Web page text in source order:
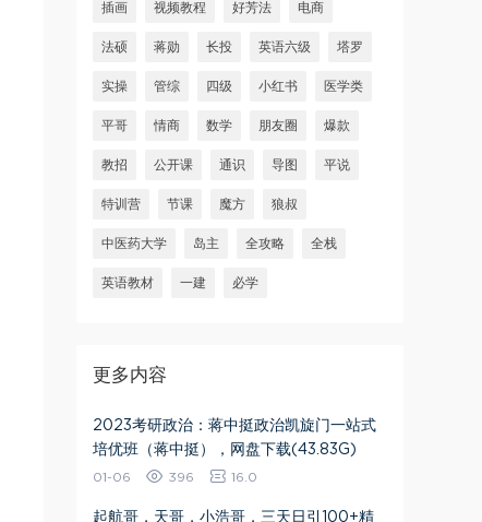
插画 视频教程 好芳法 电商
法硕 蒋勋 长投 英语六级 塔罗
实操 管综 四级 小红书 医学类
平哥 情商 数学 朋友圈 爆款
教招 公开课 通识 导图 平说
特训营 节课 魔方 狼叔
中医药大学 岛主 全攻略 全栈
英语教材 一建 必学
更多内容
2023考研政治：蒋中挺政治凯旋门一站式
培优班（蒋中挺），网盘下载(43.83G)
01-06 396 16.0
​起航哥，天哥，小浩哥，三天日引100+精